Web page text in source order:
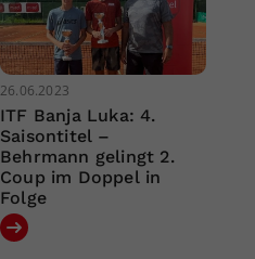
26.06.2023
ITF Banja Luka: 4.
Saisontitel –
Behrmann gelingt 2.
Coup im Doppel in
Folge